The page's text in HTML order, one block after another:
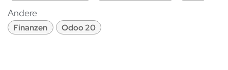
Andere
Finanzen Odoo 20